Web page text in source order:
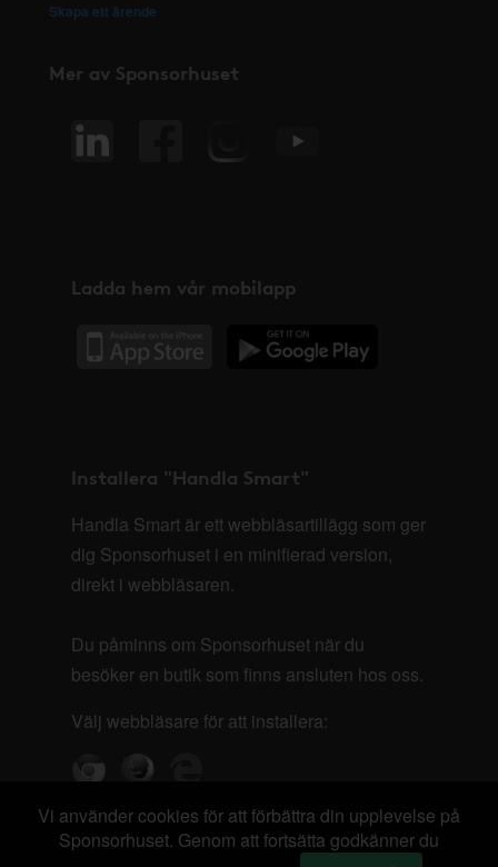
Skapa ett ärende
Mer av Sponsorhuset
Ladda hem vår mobilapp
Installera "Handla Smart"
Handla Smart är ett webbläsartillägg som ger
dig Sponsorhuset i en minifierad version,
direkt i webbläsaren.
Du påminns om Sponsorhuset när du
besöker en butik som finns ansluten hos oss.
Välj webbläsare för att installera:
Vi använder cookies för att förbättra din upplevelse på
Sponsorhuset. Genom att fortsätta godkänner du